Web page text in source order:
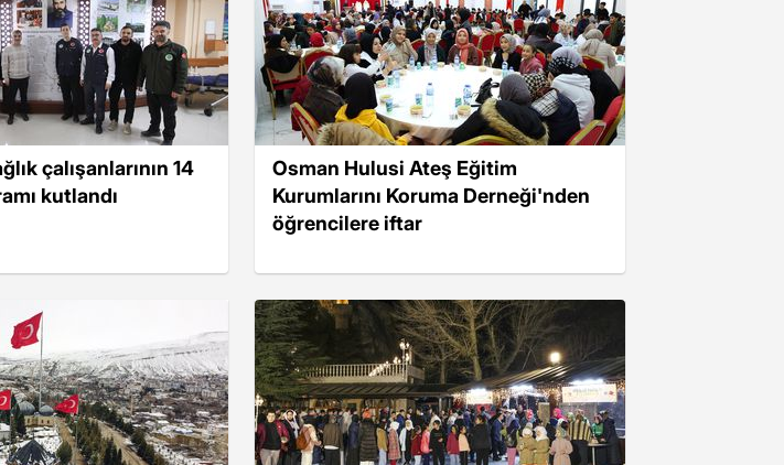
çalışanlarının 14
kutlandı
Osman Hulusi Ateş Eğitim
Kurumlarını Koruma Derneği'nden
öğrencilere iftar